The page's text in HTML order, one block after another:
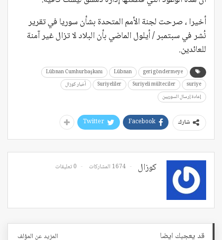
أخيرا ، صرحت لجنة الأمم المتحدة بشأن سوريا في تقرير
نُشر في سبتمبر / أيلول الماضي بأن البلاد لا تزال غير آمنة
للعائدين.
geri göndermeye
Lübnan
Lübnan Cumhurbaşkanı
suriye
Suriyeli mülteciler
Suriyeliler
أخبار كوزال
إعادة إرسال السوريين
شارك Facebook
Twitter
كوزال 1674 المشاركات 0 تعليقات
قد يعجبك ايضا المزيد عن المؤلف